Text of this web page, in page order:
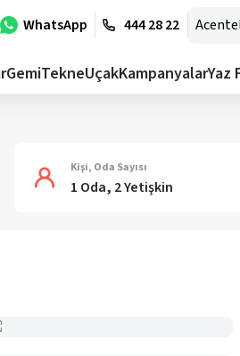
WhatsApp 444 28 22
GemiTekneUçakKampanyalarYaz
Kişi, Oda Sayısı
1 Oda, 2 Yetişkin